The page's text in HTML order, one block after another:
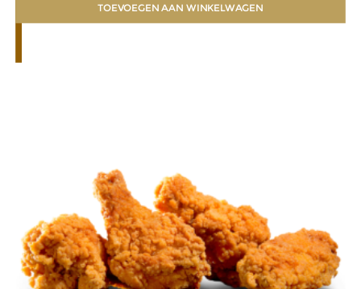
TOEVOEGEN AAN WINKELWAGEN